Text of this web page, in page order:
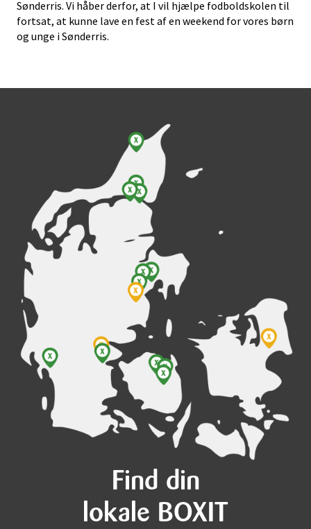
Sønderris. Vi håber derfor, at I vil hjælpe fodboldskolen til
fortsat, at kunne lave en fest af en weekend for vores børn
og unge i Sønderris.
Find din
lokale BOXIT